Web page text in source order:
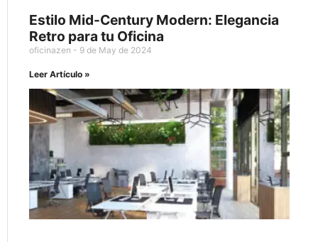
Estilo Mid-Century Modern: Elegancia
Retro para tu Oficina
oficinazen 9 de May de 2024
Leer Artículo »